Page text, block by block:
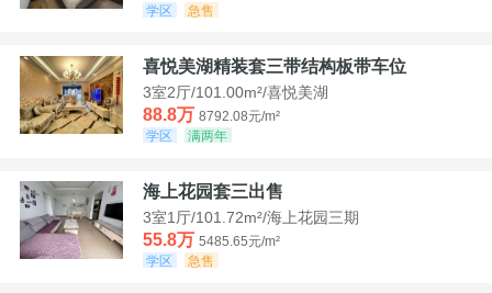
学区
急售
喜悦美湖精装套三带结构板带车位
3室2厅/101.00m²/喜悦美湖
88.8万 8792.08元/m²
学区
满两年
海上花园套三出售
3室1厅/101.72m²/海上花园三期
55.8万 5485.65元/m²
学区
急售